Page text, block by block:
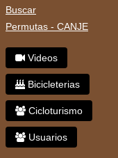
Buscar
Permutas - CANJE
Videos
Bicicleterias
Cicloturismo
Usuarios